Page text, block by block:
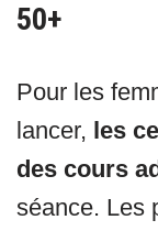
50+
Pour les
lancer, les
des cours
séance. Les